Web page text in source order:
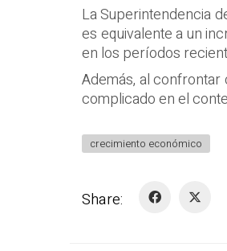
La Superintendencia
es equivalente a un
en los períodos
Además, al confrontar
complicado en el
crecimiento económico
Share: